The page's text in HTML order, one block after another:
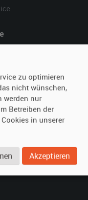
zu optimieren
nicht wünschen,
werden nur
Betreiben der
in unserer
Akzeptieren